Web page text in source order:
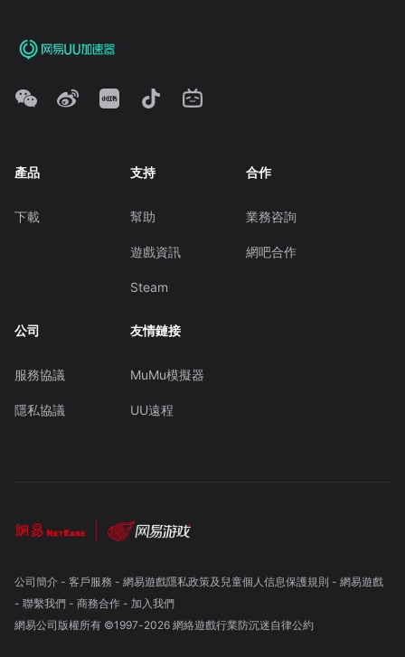
產品
下載
支持
幫助
遊戲資訊
Steam
合作
業務咨詢
網吧合作
公司
服務協議
隱私協議
友情鏈接
MuMu模擬器
UU遠程
公司簡介- 客戶服務 - 網易遊戲隱私政策及兒童個人信息保護規則 - 網易遊戲
- 聯繫我們- 商務合作- 加入我們
網易公司版權所有 ©1997-2026 網絡遊戲行業防沉迷自律公約